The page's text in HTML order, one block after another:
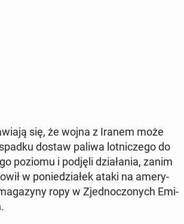
się, że wojna z Iranem może
dostaw paliwa lot­ni­cze­go do
poziomu i podjęli dzia­ła­nia, zanim
w po­nie­dzia­łek ataki na ame­ry­
ropy w Zjed­no­czo­nych Emi­